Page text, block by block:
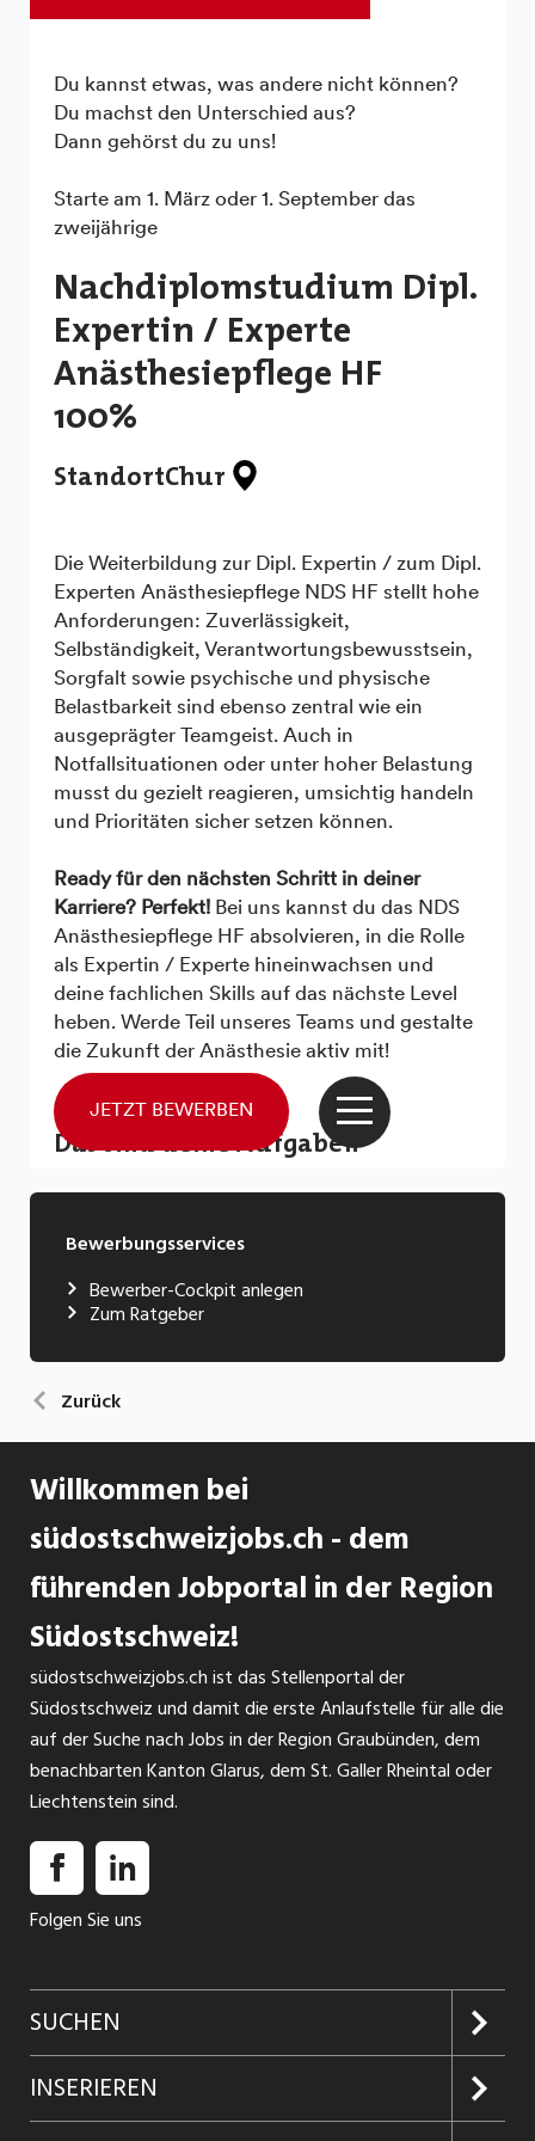
Bewerbungsservices
Bewerber-Cockpit anlegen
Zum Ratgeber
Zurück
Willkommen bei
südostschweizjobs.ch - dem
führenden Jobportal in der Region
Südostschweiz!
südostschweizjobs.ch ist das Stellenportal der
Südostschweiz und damit die erste Anlaufstelle für alle die
auf der Suche nach Jobs in der Region Graubünden, dem
benachbarten Kanton Glarus, dem St. Galler Rheintal oder
Liechtenstein sind.
Folgen Sie uns
SUCHEN
Jobs suchen
INSERIEREN